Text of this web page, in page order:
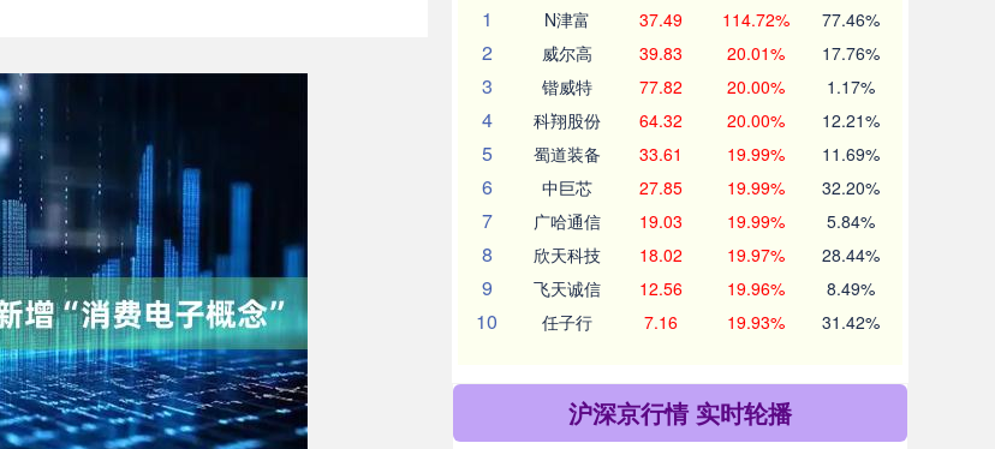
1
N津富 37.49 114.72% 77.46%
2 威尔高 39.83 20.01% 17.76%
3 锴威特 77.82 20.00% 1.17%
4 科翔股份 64.32 20.00% 12.21%
5 蜀道装备 33.61 19.99% 11.69%
6 中巨芯 27.85 19.99% 32.20%
7 广哈通信 19.03 19.99% 5.84%
8 欣天科技 18.02 19.97% 28.44%
9 飞天诚信 12.56 19.96% 8.49%
10 任子行 7.16 19.93% 31.42%
沪深京行情 实时轮播